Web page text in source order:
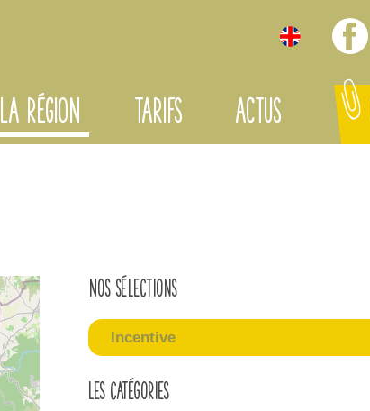
Nos sélections
Incentive
Les catégories
LA RÉGION TARIFS ACTUS